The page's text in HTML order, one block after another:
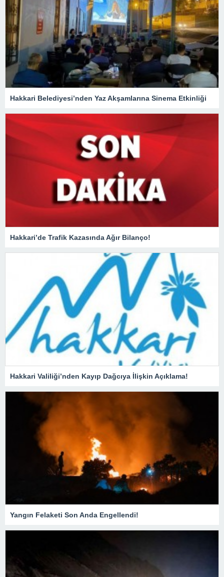
Hakkari Belediyesi’nden Yaz Akşamlarına Sinema Etkinliği
Hakkari’de Trafik Kazasında Ağır Bilanço!
Hakkari Valiliği’nden Kayıp Dağcıya İlişkin Açıklama!
Yangın Felaketi Son Anda Engellendi!